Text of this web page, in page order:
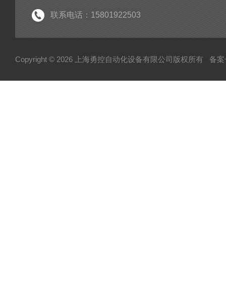
联系电话：15801922503
Copyright © 2026 上海勇控自动化设备有限公司版权所有 备案